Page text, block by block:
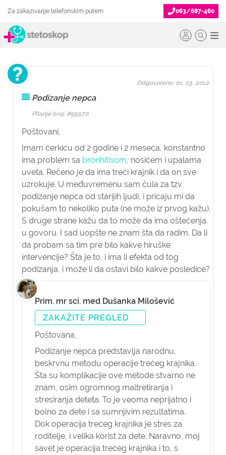
Za zakazivanje telefonskim putem 063/687-460
Podizanje nepca
Pitanje broj: #95570
Poštovani,
Imam ćerkicu od 2 godine i 2 meseca, konstantno
ima problem sa bronhitisom, nosićem i upalama
uveta. Rečeno je da ima treći krajnik i da on sve
uzrokuje. U međuvremenu sam čula za tzv
podizanje nepca od starijih ljudi, i pricaju mi da
pokušam to nekoliko puta (ne može iz prvog kažu).
S druge strane kažu da to može da ima oštećenja
u govoru. I sad uopšte ne znam šta da radim. Da li
da probam sa tim pre bilo kakve hiruške
intervencije? Šta je to, i ima li efekta od tog
podizanja, i može li da ostavi bilo kakve posledice?
Odgovoreno: 01. 03. 2012.
Prim. mr sci. med Dušanka Milošević
ZAKAŽITE PREGLED
Poštovana,
Podizanje nepca predstavlja narodnu,
beskrvnu metodu operacije trećeg krajnika.
Šta su komplikacije ove metode stvarno ne
znam, osim ogromnog maltretiranja i
stresiranja deteta. To je veoma neprijatno i
bolno za dete i sa sumnjivim rezultatima.
Dok operacija trećeg krajnika je stres za
roditelje, i velika korist za dete. Naravno, moj
savet je operacija trećeg krajnika i to, s